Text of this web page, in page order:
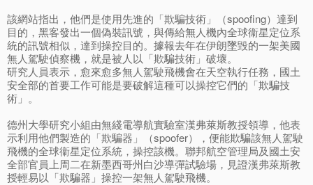
該網站指出，他們是使用先進的「欺騙技術」（spoofing）達到
目的，黑客發出一個偽裝訊號，與傳給無人機內全球衞星定位系
統的訊號相似，達到操控目的。據報去年在伊朗墜毀的一架美國
無人駕駛偵察機，就是被人以「欺騙技術」破壞。
研究人員表示，愈來愈多無人駕駛飛機會在天空執行任務，國土
安全部的首要工作可能是要破解這種可以操控它們的「欺騙技
術」。
德州大學研究小組由無綫電導航實驗室漢弗萊斯教授領導，他表
示利用他們製造的「欺騙器」（spoofer），便能欺騙該無人駕駛
飛機的全球衞星定位系統，操控該機。聯邦航空管理局及國土安
全部官員上周二在新墨西哥州白沙導彈試驗場，見證漢弗萊斯教
授輕易以「欺騙器」操控一架無人駕駛飛機。